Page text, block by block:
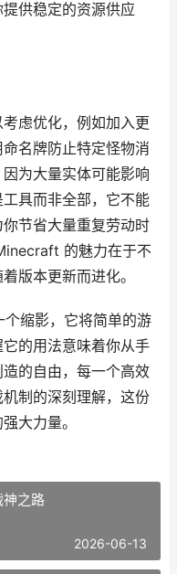
供稳定的资源供应
虑优化，例如加入更
名牌防止特定怪物消
为大量实体可能影响
具而非全部，它不能
节省大量重复劳动时
的魅力在于不
版本更新而进化。
缩影，它将简单的游
的用法意味着你从手
的自由，每一个高效
制的深刻理解，这份
大力量。
神之路
2026-06-13